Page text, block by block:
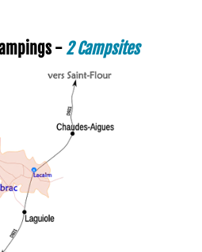
- 2 Campsites